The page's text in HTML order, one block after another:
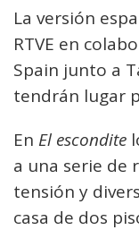
La versión
RTVE en
Spain junto a
tendrán lugar
En El escondite
a una serie de
tensión y
casa de dos